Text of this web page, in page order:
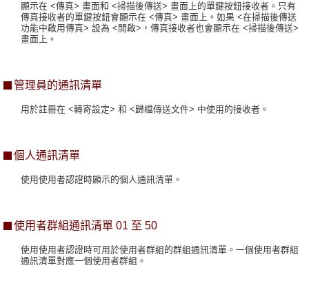
顯示在 <傳真> 畫面和 <掃描後傳送> 畫面上的單鍵按鈕接收者。只有
傳真接收者的單鍵按鈕會顯示在 <傳真> 畫面上。如果 <在掃描後傳送
功能中啟用傳真> 設為 <開啟>，傳真接收者也會顯示在 <掃描後傳送>
畫面上。
管理員的通訊清單
用於註冊在 <轉寄設定> 和 <歸檔傳送文件> 中使用的接收者。
個人通訊清單
使用使用者認證時顯示的個人通訊清單。
使用者群組通訊清單 01 至 50
使用使用者認證時可用於使用者群組的群組通訊清單。一個使用者群組
通訊清單對應一個使用者群組。